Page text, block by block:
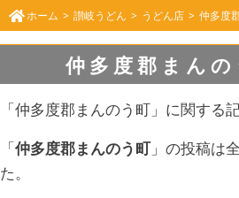
ホーム 讃岐うどん うどん店 仲多度
仲多度郡まんの
「仲多度郡まんのう町」に関する
「仲多度郡まんのう町」の投稿は
た。